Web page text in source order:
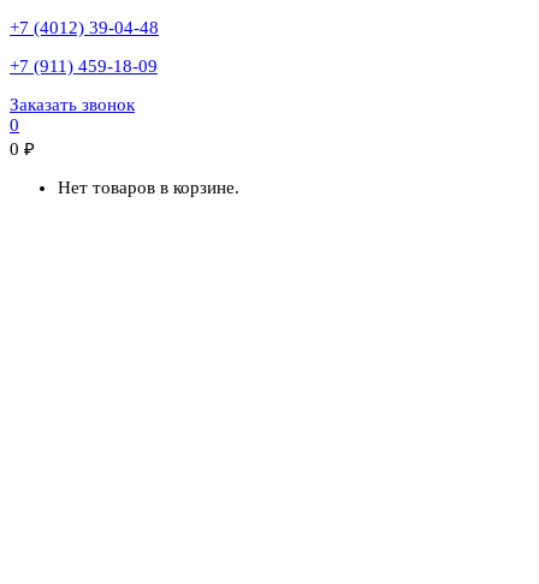
+7 (4012) 39-04-48
+7 (911) 459-18-09
Заказать звонок
0
0 ₽
Нет товаров в корзине.